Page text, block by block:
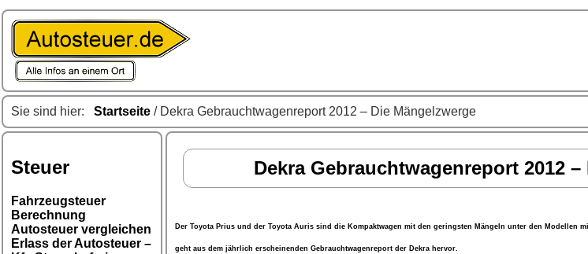
Sie sind hier: Startseite / Dekra Gebrauchtwagenreport 2012 – Die Mängelzwerge
Steuer
Fahrzeugsteuer
Berechnung
Autosteuer vergleichen
Erlass der Autosteuer –
Dekra Gebrauchtwagenreport 2012
Der Toyota Prius und der Toyota Auris sind die Kompaktwagen mit den geringsten Mängeln unter den Modellen
geht aus dem jährlich erscheinenden Gebrauchtwagenreport der Dekra hervor.